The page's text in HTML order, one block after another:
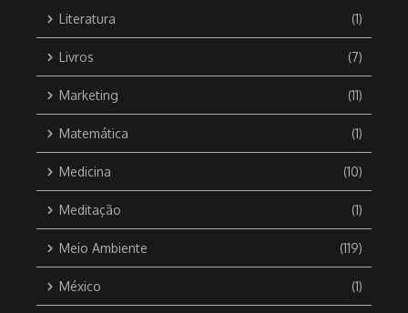
Literatura (1)
Livros (7)
Marketing (11)
Matemática (1)
Medicina (10)
Meditação (1)
Meio Ambiente (119)
México (1)